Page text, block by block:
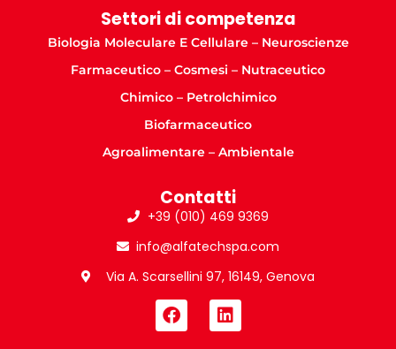
Settori di competenza
Biologia Moleculare E Cellulare – Neuroscienze
Farmaceutico – Cosmesi – Nutraceutico
Chimico – Petrolchimico
Biofarmaceutico
Agroalimentare – Ambientale
Contatti
+39 (010) 469 9369
info@alfatechspa.com
Via A. Scarsellini 97, 16149, Genova